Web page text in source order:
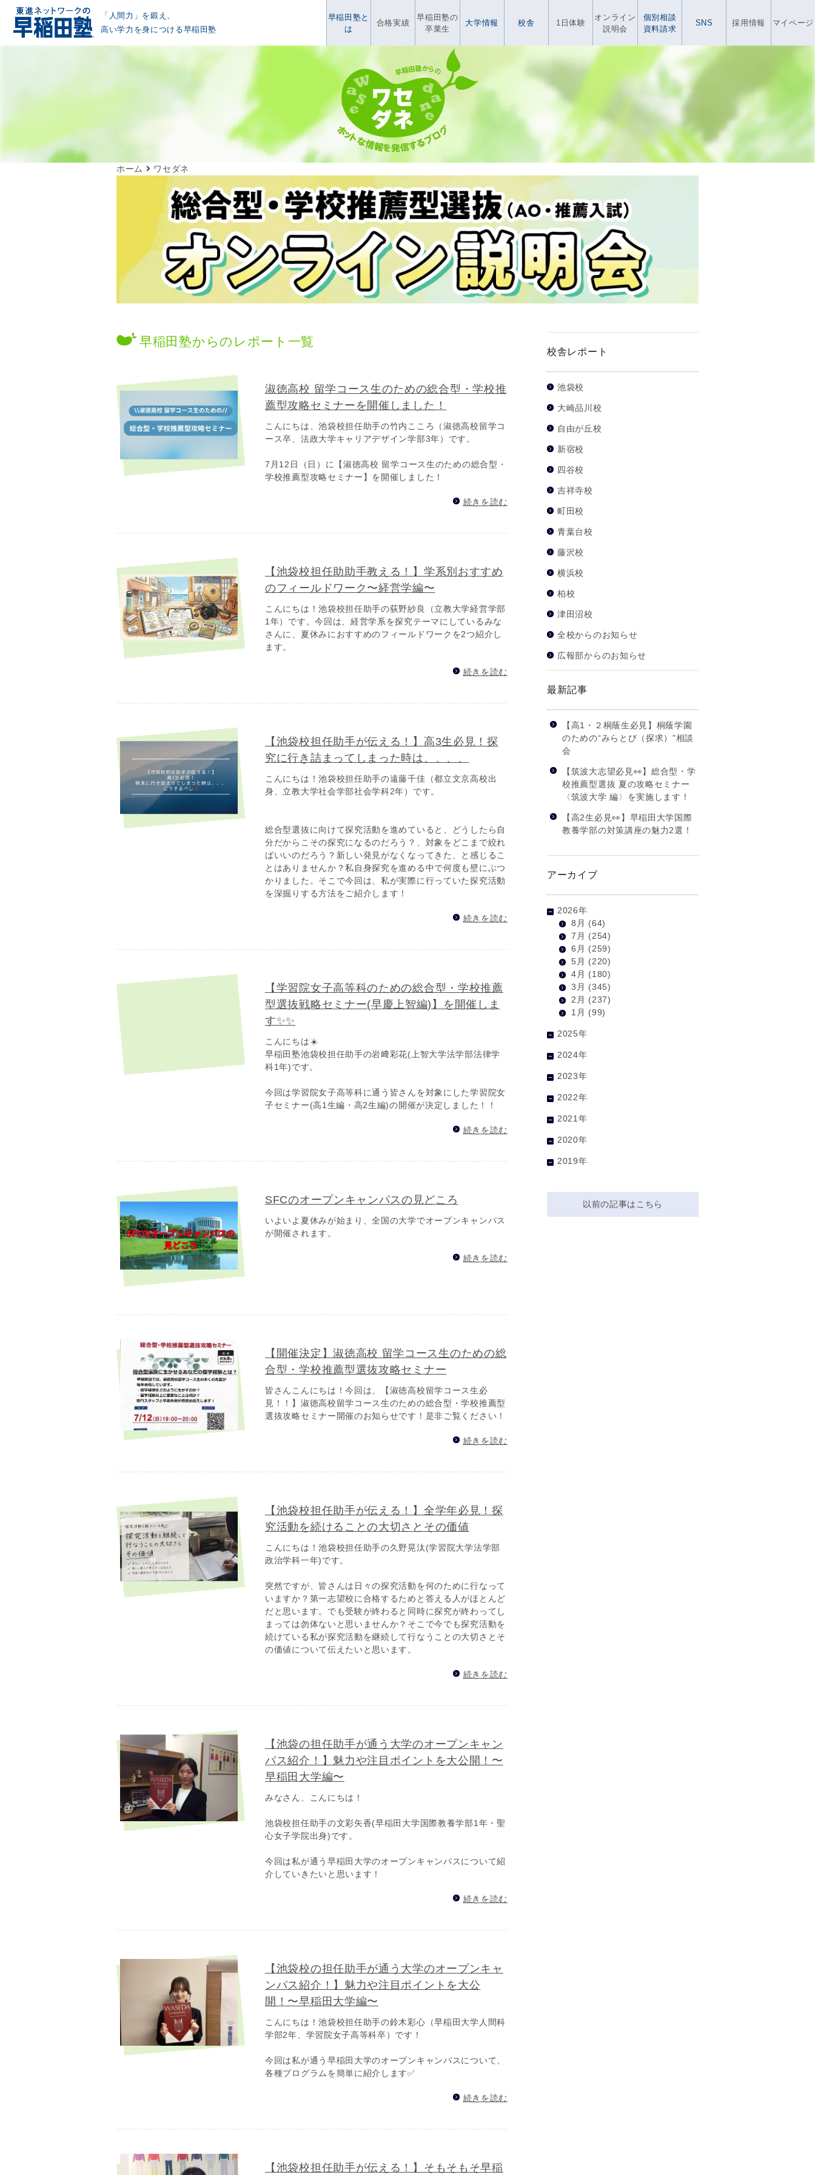
「人間力」を鍛え、
高い学力を身につける早稲田塾
早稲田塾と
は
合格実績
早稲田塾の
卒業生
大学情報 校舎 1日体験
オンライン
説明会
個別相談
資料請求
SNS 採用情報 マイページ
ホーム ワセダネ
早稲田塾からのレポート一覧
淑徳高校 留学コース生のための総合型・学校推
薦型攻略セミナーを開催しました！
こんにちは、池袋校担任助手の竹内こころ（淑徳高校留学コ
ース卒、法政大学キャリアデザイン学部3年）です。
7月12日（日）に【淑徳高校 留学コース生のための総合型・
学校推薦型攻略セミナー】を開催しました！
続きを読む
【池袋校担任助助手教える！】学系別おすすめ
のフィールドワーク〜経営学編〜
こんにちは！池袋校担任助手の荻野紗良（立教大学経営学部
1年）です。今回は、経営学系を探究テーマにしているみな
さんに、夏休みにおすすめのフィールドワークを2つ紹介し
ます。
続きを読む
【池袋校担任助手が伝える！】高3生必見！探
究に行き詰まってしまった時は、、、、
こんにちは！池袋校担任助手の遠藤千佳（都立文京高校出
身、立教大学社会学部社会学科2年）です。
総合型選抜に向けて探究活動を進めていると、どうしたら自
分だからこその探究になるのだろう？、対象をどこまで絞れ
ばいいのだろう？新しい発見がなくなってきた、と感じるこ
とはありませんか？私自身探究を進める中で何度も壁にぶつ
かりました。そこで今回は、私が実際に行っていた探究活動
を深掘りする方法をご紹介します！
続きを読む
【学習院女子高等科のための総合型・学校推薦
型選抜戦略セミナー(早慶上智編)】を開催しま
す✨✨
こんにちは☀️
早稲田塾池袋校担任助手の岩﨑彩花(上智大学法学部法律学
科1年)です。
今回は学習院女子高等科に通う皆さんを対象にした学習院女
子セミナー(高1生編・高2生編)の開催が決定しました！！
続きを読む
SFCのオープンキャンパスの見どころ
いよいよ夏休みが始まり、全国の大学でオープンキャンパス
が開催されます。
続きを読む
【開催決定】淑徳高校 留学コース生のための総
合型・学校推薦型選抜攻略セミナー
皆さんこんにちは！今回は、【淑徳高校留学コース生必
見！！】淑徳高校留学コース生のための総合型・学校推薦型
選抜攻略セミナー開催のお知らせです！是非ご覧ください！
続きを読む
【池袋校担任助手が伝える！】全学年必見！探
究活動を続けることの大切さとその価値
こんにちは！池袋校担任助手の久野晃汰(学習院大学法学部
政治学科一年)です。
突然ですが、皆さんは日々の探究活動を何のために行なって
いますか？第一志望校に合格するためと答える人がほとんど
だと思います。でも受験が終わると同時に探究が終わってし
まっては勿体ないと思いませんか？そこで今でも探究活動を
続けている私が探究活動を継続して行なうことの大切さとそ
の価値について伝えたいと思います。
続きを読む
【池袋の担任助手が通う大学のオープンキャン
パス紹介！】魅力や注目ポイントを大公開！〜
早稲田大学編〜
みなさん、こんにちは！
池袋校担任助手の文彩矢香(早稲田大学国際教養学部1年・聖
心女子学院出身)です。
今回は私が通う早稲田大学のオープンキャンパスについて紹
介していきたいと思います！
続きを読む
【池袋校の担任助手が通う大学のオープンキャ
ンパス紹介！】魅力や注目ポイントを大公
開！〜早稲田大学編〜
こんにちは！池袋校担任助手の鈴木彩心（早稲田大学人間科
学部2年、学習院女子高等科卒）です！
今回は私が通う早稲田大学のオープンキャンパスについて、
各種プログラムを簡単に紹介します✅
続きを読む
【池袋校担任助手が伝える！】そもそもそ早稲
校舎レポート
池袋校
大崎品川校
自由が丘校
新宿校
四谷校
吉祥寺校
町田校
青葉台校
藤沢校
横浜校
柏校
津田沼校
全校からのお知らせ
広報部からのお知らせ
最新記事
【高1・２桐蔭生必見】桐蔭学園
のための“みらとび（探求）”相談
会
【筑波大志望必見👀】総合型・学
校推薦型選抜 夏の攻略セミナー
〈筑波大学 編〉を実施します！
【高2生必見👀】早稲田大学国際
教養学部の対策講座の魅力2選！
アーカイブ
2026年
8月 (64)
7月 (254)
6月 (259)
5月 (220)
4月 (180)
3月 (345)
2月 (237)
1月 (99)
2025年
2024年
2023年
2022年
2021年
2020年
2019年
以前の記事はこちら